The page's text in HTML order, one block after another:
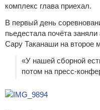
комплекс глава приехал.
В первый день
пьедестала почёта
Сару Таканаши на второе
«У нашей сборной
потом на пресс-